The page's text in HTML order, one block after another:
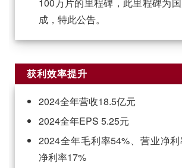
主要股东名单
法人说明会
重大讯息公告
私募专区
成，特此公告。
获利效率提升
2024全年营收18.5亿元
2024全年EPS 5.25元
2024全年毛利率54%、营业净
净利率17%